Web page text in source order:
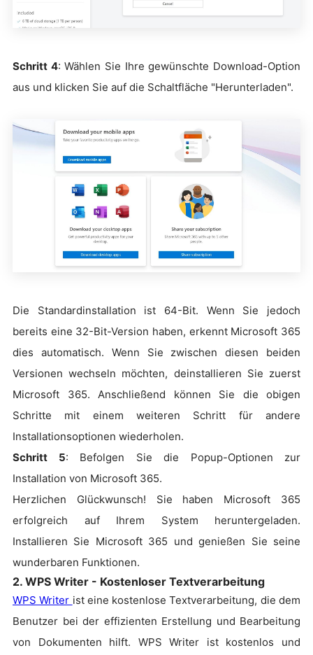
Schritt 4: Wählen Sie Ihre gewünschte Download-Option
aus und klicken Sie auf die Schaltfläche "Herunterladen".
Die Standardinstallation ist 64-Bit. Wenn Sie jedoch
bereits eine 32-Bit-Version haben, erkennt Microsoft 365
dies automatisch. Wenn Sie zwischen diesen beiden
Versionen wechseln möchten, deinstallieren Sie zuerst
Microsoft 365. Anschließend können Sie die obigen
Schritte mit einem weiteren Schritt für andere
Installationsoptionen wiederholen.
Schritt 5: Befolgen Sie die Popup-Optionen zur
Installation von Microsoft 365.
Herzlichen Glückwunsch! Sie haben Microsoft 365
erfolgreich auf Ihrem System heruntergeladen.
Installieren Sie Microsoft 365 und genießen Sie seine
wunderbaren Funktionen.
2. WPS Writer - Kostenloser Textverarbeitung
WPS Writer ist eine kostenlose Textverarbeitung, die dem
Benutzer bei der effizienten Erstellung und Bearbeitung
von Dokumenten hilft. WPS Writer ist kostenlos und